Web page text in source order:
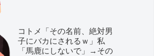
コトメ「その名前、絶対男
子にバカにされるｗ」私
「馬鹿にしないで」→その